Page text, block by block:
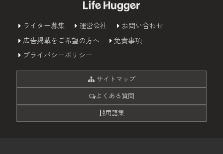
ライター募集 運営会社
お問い合わせ
広告掲載をご希望の方へ
免責事項
プライバシーポリシー
サイトマップ
よくある質問
用語集